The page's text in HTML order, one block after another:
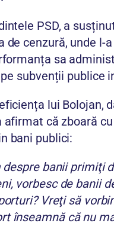
PSD, a
cenzură, unde
sa
subvenții publice
lui Bolojan,
afirmat că zboară
bani publici:
despre banii primiţi
vorbesc de banii
Vreţi să
înseamnă că nu